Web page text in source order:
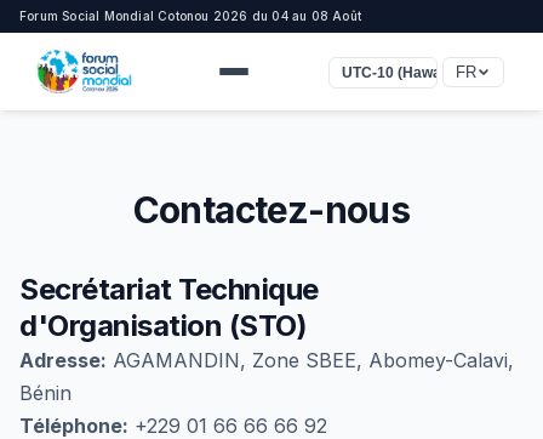
Forum Social Mondial Cotonou 2026 du 04 au 08 Août
UTC-10 (Hawaï) FR
Contactez-nous
Secrétariat Technique
d'Organisation (STO)
Adresse: AGAMANDIN, Zone SBEE, Abomey-Calavi,
Bénin
Téléphone: +229 01 66 66 66 92